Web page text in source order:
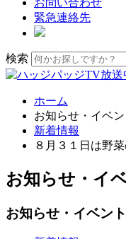
緊急連絡先
検索
ホーム
お知らせ・イベン
新着情報
８月３１日は野
お知らせ・イ
お知らせ・イベント